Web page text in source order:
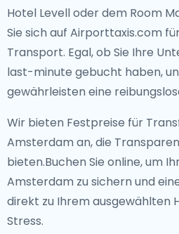
Hotel Levell oder dem Room
Sie sich auf Airporttaxis.com
Transport. Egal, ob Sie Ihre
last-minute gebucht haben,
gewährleisten eine
Wir bieten Festpreise für
Amsterdam an, die
bieten.Buchen Sie online, um
Amsterdam zu sichern und
direkt zu Ihrem ausgewählten
Stress.